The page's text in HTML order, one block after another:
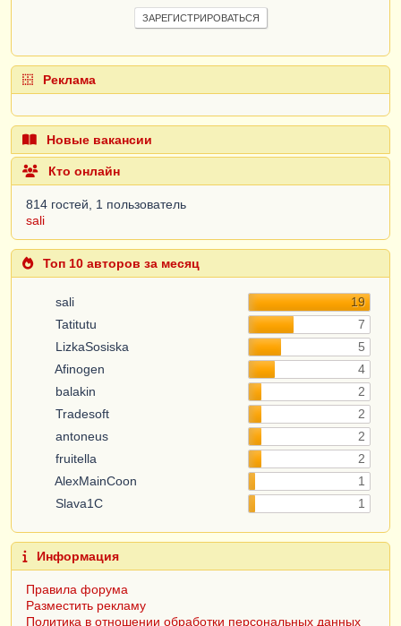
ЗАРЕГИСТРИРОВАТЬСЯ
Реклама
Новые вакансии
Кто онлайн
814 гостей, 1 пользователь
sali
Топ 10 авторов за месяц
19
Tatitutu
7
LizkaSosiska
5
Afinogen
4
balakin
2
Tradesoft
2
antoneus
2
fruitella
2
AlexMainCoon
1
Slava1C
1
Информация
Правила форума
Разместить рекламу
Политика в отношении обработки персональных данных